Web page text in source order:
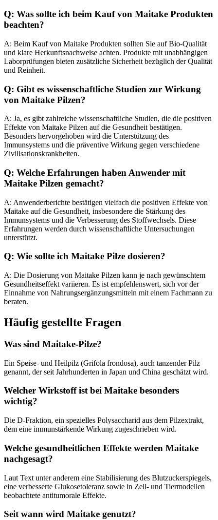
Q: Was sollte ich beim Kauf von Maitake Produkten
beachten?
A: Beim Kauf von Maitake Produkten sollten Sie auf Bio-Qualität
und klare Herkunftsnachweise achten. Produkte mit unabhängigen
Laborprüfungen bieten zusätzliche Sicherheit bezüglich der Qualität
und Reinheit.
Q: Gibt es wissenschaftliche Studien zur Wirkung
von Maitake Pilzen?
A: Ja, es gibt zahlreiche wissenschaftliche Studien, die die positiven
Effekte von Maitake Pilzen auf die Gesundheit bestätigen.
Besonders hervorgehoben wird die Unterstützung des
Immunsystems und die präventive Wirkung gegen verschiedene
Zivilisationskrankheiten.
Q: Welche Erfahrungen haben Anwender mit
Maitake Pilzen gemacht?
A: Anwenderberichte bestätigen vielfach die positiven Effekte von
Maitake auf die Gesundheit, insbesondere die Stärkung des
Immunsystems und die Verbesserung des Stoffwechsels. Diese
Erfahrungen werden durch wissenschaftliche Untersuchungen
unterstützt.
Q: Wie sollte ich Maitake Pilze dosieren?
A: Die Dosierung von Maitake Pilzen kann je nach gewünschtem
Gesundheitseffekt variieren. Es ist empfehlenswert, sich vor der
Einnahme von Nahrungsergänzungsmitteln mit einem Fachmann zu
beraten.
Häufig gestellte Fragen
Was sind Maitake-Pilze?
Ein Speise- und Heilpilz (Grifola frondosa), auch tanzender Pilz
genannt, der seit Jahrhunderten in Japan und China geschätzt wird.
Welcher Wirkstoff ist bei Maitake besonders
wichtig?
Die D-Fraktion, ein spezielles Polysaccharid aus dem Pilzextrakt,
dem eine immunstärkende Wirkung zugeschrieben wird.
Welche gesundheitlichen Effekte werden Maitake
nachgesagt?
Laut Text unter anderem eine Stabilisierung des Blutzuckerspiegels,
eine verbesserte Glukosetoleranz sowie in Zell- und Tiermodellen
beobachtete antitumorale Effekte.
Seit wann wird Maitake genutzt?